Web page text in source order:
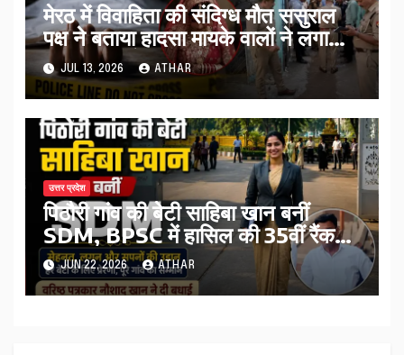
मेरठ में विवाहिता की संदिग्ध मौत ससुराल
पक्ष ने बताया हादसा मायके वालों ने लगाया
हत्या का आरोप…
JUL 13, 2026 ATHAR
उत्तर प्रदेश
पिठौरी गांव की बेटी साहिबा खान बनीं
SDM, BPSC में हासिल की 35वीं रैंक…
JUN 22, 2026 ATHAR